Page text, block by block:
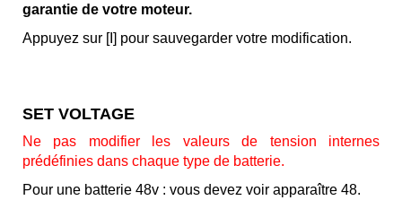
garantie de votre moteur.
Appuyez sur [I] pour sauvegarder votre modification.
SET VOLTAGE
Ne pas modifier les valeurs de tension internes
prédéfinies dans chaque type de batterie.
Pour une batterie 48v : vous devez voir apparaître 48.